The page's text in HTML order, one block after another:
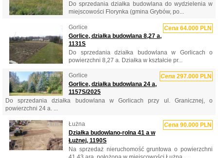
Do sprzedania działka budowlana do wydzielenia w
miejscowości Florynka (gmina Grybów, po...
Gorlice Cena 64.000 PLN
Gorlice, działka budowlana 8,27 a,
1131S
Do sprzedania działka budowlana w Gorlicach o
powierzchni 8,27 a. Działka w kształcie pr...
Gorlice Cena 297.000 PLN
Gorlice, działka budowlana 24 a,
1157S/2025
Do sprzedania działka budowlana w Gorlicach przy ul. Granicznej, o
powierzchni 24 a. ...
Łużna Cena 90.000 PLN
Działka budowlano-rolna 41 a w
Łużnej, 1190S
Na sprzedaż nieruchomość gruntowa o powierzchni